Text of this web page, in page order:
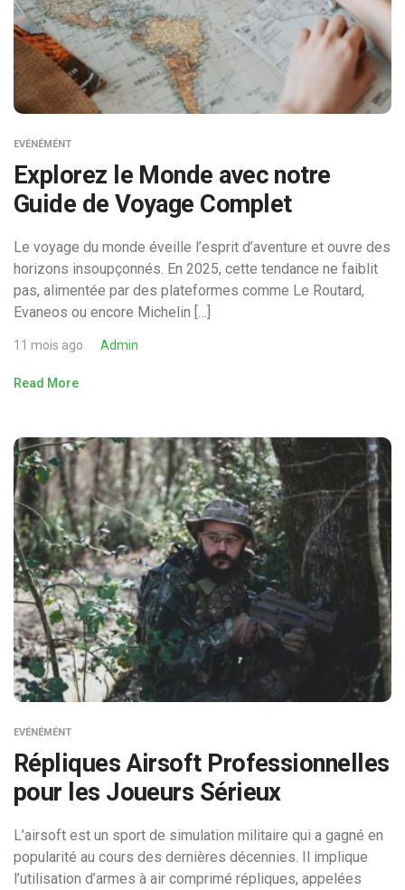
EVÉNÉMÉNT
Explorez le Monde avec notre
Guide de Voyage Complet
Le voyage du monde éveille l’esprit d’aventure et ouvre des
horizons insoupçonnés. En 2025, cette tendance ne faiblit
pas, alimentée par des plateformes comme Le Routard,
Evaneos ou encore Michelin […]
11 mois ago Admin
Read More
EVÉNÉMÉNT
Répliques Airsoft Professionnelles
pour les Joueurs Sérieux
L’airsoft est un sport de simulation militaire qui a gagné en
popularité au cours des dernières décennies. Il implique
l’utilisation d’armes à air comprimé répliques, appelées